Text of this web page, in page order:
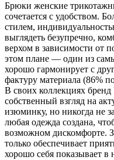
Брюки женские
сочетается с удобством.
стилем,
выглядеть безупречно,
верхом в зависимости от
этом плане — один из
хорошо гармонирует с
фактуру материала (86%
В своих коллекциях бренд
собственный взгляд на
изюминку, но никогда не
любая одежда создана,
возможном дискомфорте.
только обеспечивает
хорошо себя показывает в